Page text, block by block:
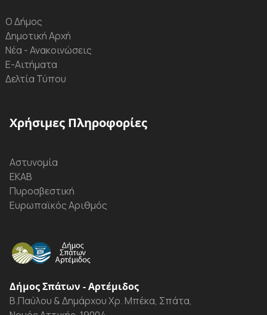
Ο Δήμος
Δημοτική Αρχή
Νέα - Ανακοινώσεις
Ε-Αιτήματα
Δελτία Τύπου
Χρήσιμες Πληροφορίες
Αστυνομία
ΕΚΑΒ
Πυροσβεστική
Ευρωπαϊκός Αριθμός
Δήμος Σπάτων - Αρτέμιδος
Β.Παύλου & Δημάρχου Χρ. Μπέκα, Σπάτα,